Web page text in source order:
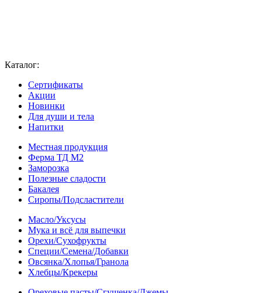
Каталог:
Сертификаты
Акции
Новинки
Для души и тела
Напитки
Местная продукция
Ферма ТД М2
Заморозка
Полезные сладости
Бакалея
Сиропы/Подсластители
Масло/Уксусы
Мука и всё для выпечки
Орехи/Сухофрукты
Специи/Семена/Добавки
Овсянка/Хлопья/Гранола
Хлебцы/Крекеры